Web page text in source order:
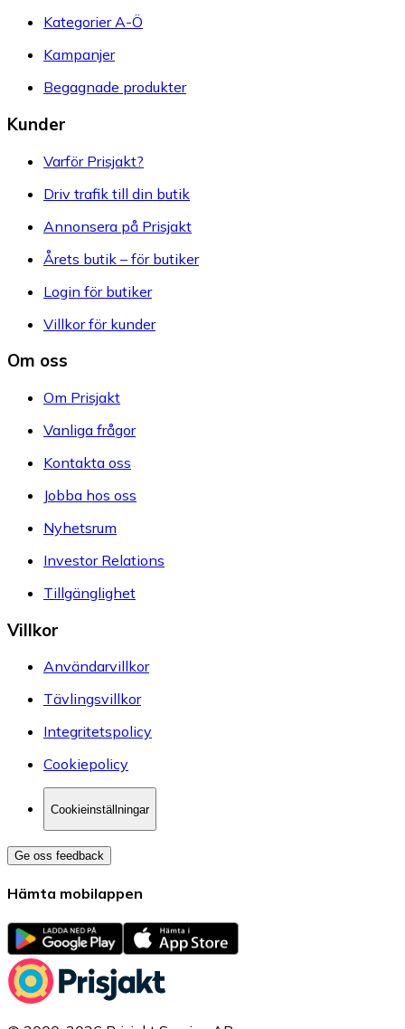
Kategorier A-Ö
Kampanjer
Begagnade produkter
Kunder
Varför Prisjakt?
Driv trafik till din butik
Annonsera på Prisjakt
Årets butik – för butiker
Login för butiker
Villkor för kunder
Om oss
Om Prisjakt
Vanliga frågor
Kontakta oss
Jobba hos oss
Nyhetsrum
Investor Relations
Tillgänglighet
Villkor
Användarvillkor
Tävlingsvillkor
Integritetspolicy
Cookiepolicy
Cookieinställningar
Ge oss feedback
Hämta mobilappen